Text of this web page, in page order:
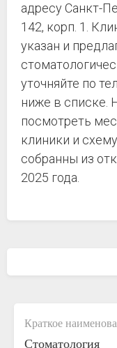
адресу Санкт-
142, корп. 1.
указан и
уточняйте по
ниже в списке.
посмотреть
клиники и
собранны из
2025 года.
Краткое
Стоматология